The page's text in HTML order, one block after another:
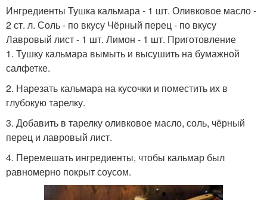
Ингредиенты Тушка кальмара - 1 шт. Оливковое масло -
2 ст. л. Соль - по вкусу Чёрный перец - по вкусу
Лавровый лист - 1 шт. Лимон - 1 шт. Приготовление
1. Тушку кальмара вымыть и высушить на бумажной
салфетке.
2. Нарезать кальмара на кусочки и поместить их в
глубокую тарелку.
3. Добавить в тарелку оливковое масло, соль, чёрный
перец и лавровый лист.
4. Перемешать ингредиенты, чтобы кальмар был
равномерно покрыт соусом.